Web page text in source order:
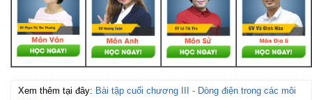
Xem thêm tại đây: Bài tập cuối chương III - Dòng điện trong các môi